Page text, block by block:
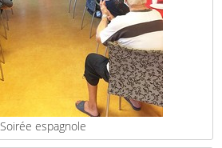
Soirée espagnole